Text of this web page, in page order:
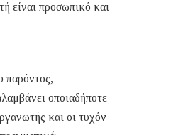
είναι προσωπικό και
παρόντος,
οποιαδήποτε
και οι τυχόν